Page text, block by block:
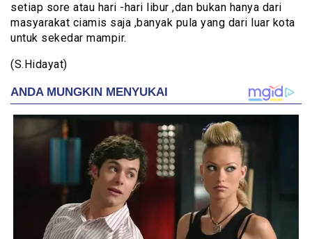
setiap sore atau hari -hari libur ,dan bukan hanya dari
masyarakat ciamis saja ,banyak pula yang dari luar kota
untuk sekedar mampir.
(S.Hidayat)